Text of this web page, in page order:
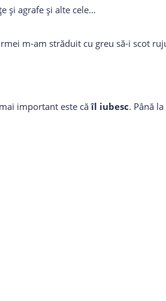
și agrafe și alte cele…
m-am străduit cu greu să-i scot
important este căîl iubesc. Până la